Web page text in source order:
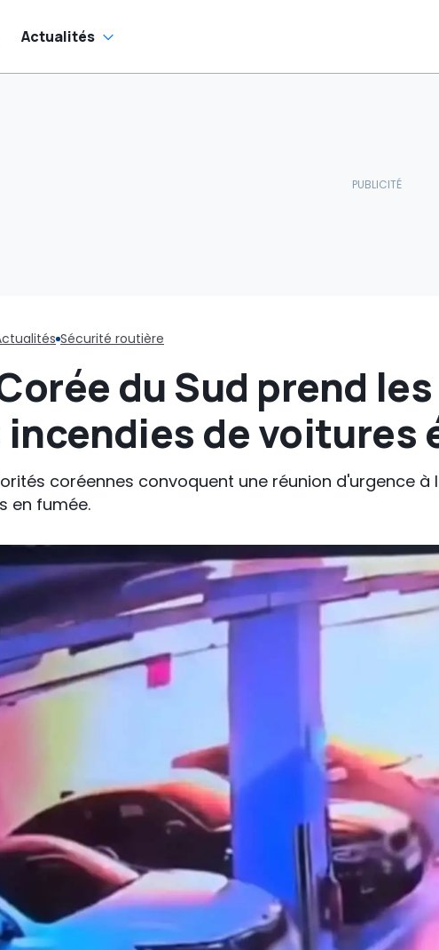
Actualités
Sécurité routière
du Sud prend
incendies de voitures
coréennes convoquent une réunion d'urgence
en fumée.